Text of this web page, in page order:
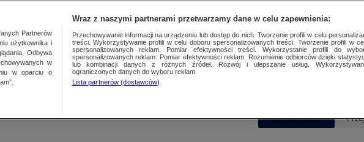
SUBSKRYBUJ
Partnerów
użytkownika i
Odbywa
w
w oparciu o
Wraz z naszymi partnerami przetwarzamy dane w celu zapewnienia:
Przechowywanie informacji na urządzeniu lub dostęp do nich. Tworzenie profili w celu
treści. Wykorzystywanie profili w celu doboru spersonalizowanych treści. Tworzenie profili w
spersonalizowanych reklam. Pomiar efektywności treści. Wykorzystanie profili do
spersonalizowanych reklam. Pomiar efektywności reklam. Rozumienie odbiorców dzięki
lub kombinacji danych z różnych źródeł. Rozwój i ulepszanie usług.
ograniczonych danych do wyboru reklam.
Lista partnerów (dostawców)